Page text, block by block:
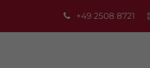
+49 2508 8721